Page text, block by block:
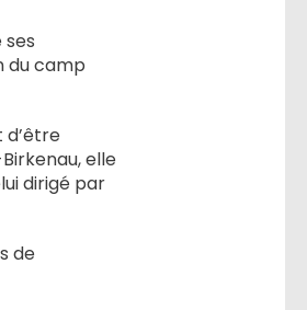
du camp
elle
dirigé par
de